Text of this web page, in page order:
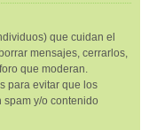
que cuidan el
mensajes, cerrarlos,
que moderan.
para evitar que los
y/o contenido